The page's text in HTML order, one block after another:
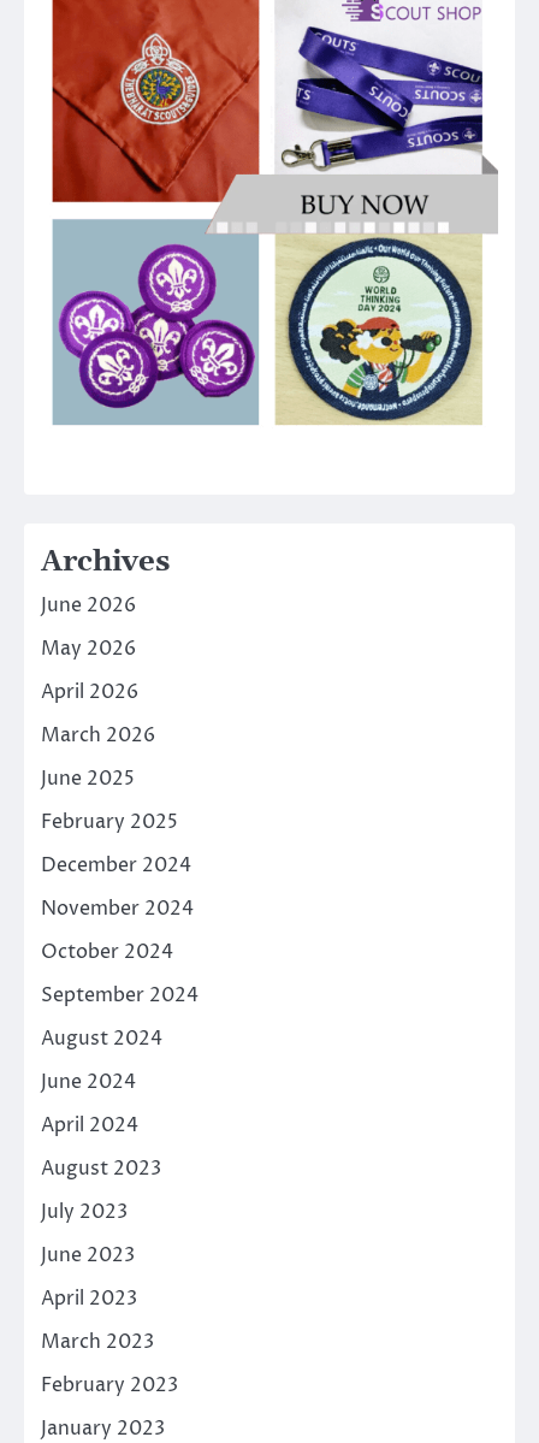
Archives
June 2026
May 2026
April 2026
March 2026
June 2025
February 2025
December 2024
November 2024
October 2024
September 2024
August 2024
June 2024
April 2024
August 2023
July 2023
June 2023
April 2023
March 2023
February 2023
January 2023